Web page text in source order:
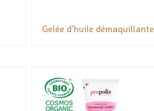
Gelée d'huile démaquillante